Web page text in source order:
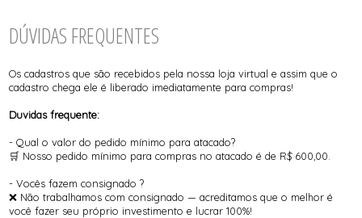
DÚVIDAS FREQUENTES
Os cadastros que são recebidos pela nossa loja virtual e assim que o
cadastro chega ele é liberado imediatamente para compras!
Duvidas frequente:
- Qual o valor do pedido mínimo para atacado?
🛒 Nosso pedido mínimo para compras no atacado é de R$ 600,00.
- Vocês fazem consignado ?
❌ Não trabalhamos com consignado — acreditamos que o melhor é
você fazer seu próprio investimento e lucrar 100%!